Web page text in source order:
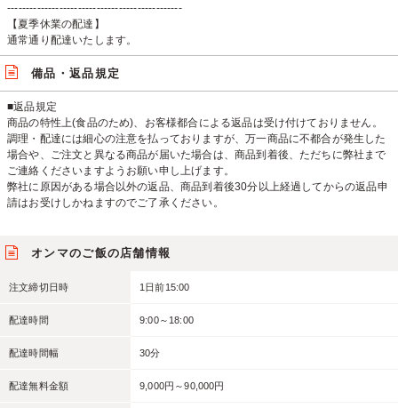
-----------------------------------------------
【夏季休業の配達】
通常通り配達いたします。
備品・返品規定
■返品規定
商品の特性上(食品のため)、お客様都合による返品は受け付けておりません。
調理・配達には細心の注意を払っておりますが、万一商品に不都合が発生した
場合や、ご注文と異なる商品が届いた場合は、商品到着後、ただちに弊社まで
ご連絡くださいますようお願い申し上げます。
弊社に原因がある場合以外の返品、商品到着後30分以上経過してからの返品申
請はお受けしかねますのでご了承ください。
オンマのご飯の店舗情報
注文締切日時 1日前15:00
配達時間 9:00～18:00
配達時間幅 30分
配達無料金額 9,000円～90,000円